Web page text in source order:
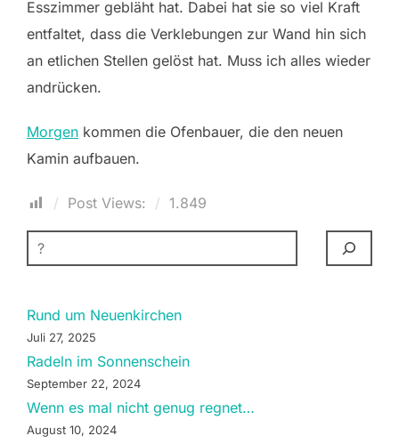
Esszimmer gebläht hat. Dabei hat sie so viel Kraft
entfaltet, dass die Verklebungen zur Wand hin sich
an etlichen Stellen gelöst hat. Muss ich alles wieder
andrücken.
Morgen kommen die Ofenbauer, die den neuen
Kamin aufbauen.
Post Views: 1.849
SUCHEN
Rund um Neuenkirchen
Juli 27, 2025
Radeln im Sonnenschein
September 22, 2024
Wenn es mal nicht genug regnet…
August 10, 2024